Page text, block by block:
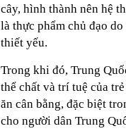
cây, hình thành nên hệ
là thực phẩm chủ đạo
thiết yếu.
Trong khi đó, Trung
thể chất và trí tuệ của
ăn cân bằng, đặc biệt
cho người dân Trung